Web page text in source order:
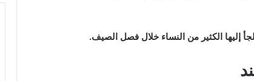
إليها الكثير من النساء خلال فصل الصيف.